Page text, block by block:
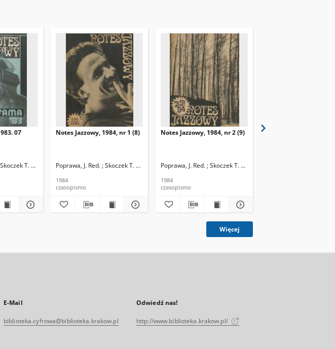
07
T. Red.
Notes Jazzowy, 1984, nr 1 (8)
Poprawa, J. Red. ; Skoczek T. Red.
1984
czasopismo
Notes Jazzowy, 1984, nr 2 (9)
Poprawa, J. Red. ; Skoczek T. Red.
1984
czasopismo
Więcej
E-Mail
biblioteka.cyfrowa@biblioteka.krakow.pl
Odwiedź nas!
http://www.biblioteka.krakow.pl/